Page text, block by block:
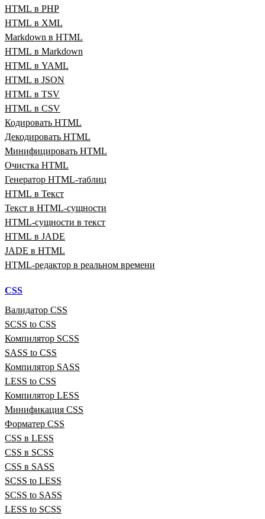
HTML в PHP
HTML в XML
Markdown в HTML
HTML в Markdown
HTML в YAML
HTML в JSON
HTML в TSV
HTML в CSV
Кодировать HTML
Декодировать HTML
Минифицировать HTML
Очистка HTML
Генератор HTML‑таблиц
HTML в Текст
Текст в HTML‑сущности
HTML‑сущности в текст
HTML в JADE
JADE в HTML
HTML‑редактор в реальном времени
CSS
Валидатор CSS
SCSS to CSS
Компилятор SCSS
SASS to CSS
Компилятор SASS
LESS to CSS
Компилятор LESS
Минификация CSS
Форматер CSS
CSS в LESS
CSS в SCSS
CSS в SASS
SCSS to LESS
SCSS to SASS
LESS to SCSS